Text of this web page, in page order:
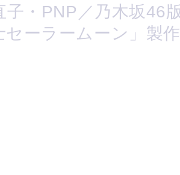
・PNP／乃木坂46
セーラームーン」製